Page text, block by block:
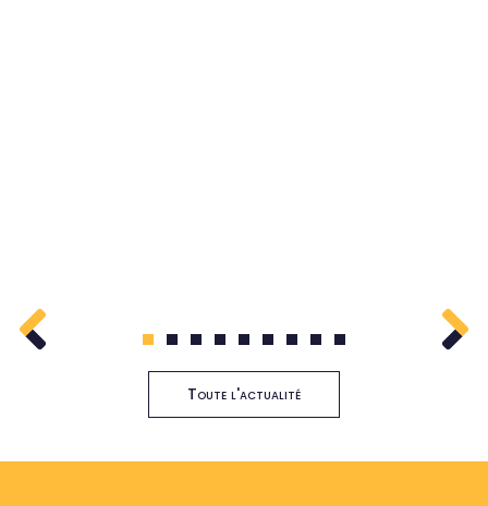
1 2 3 4 5 6 7 8 9
Toute l'actualité